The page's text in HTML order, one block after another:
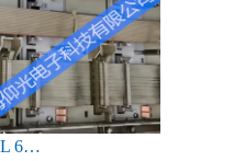
海德汉TNC 7带HSCI的PL 6000 PLC详解以及维修服务